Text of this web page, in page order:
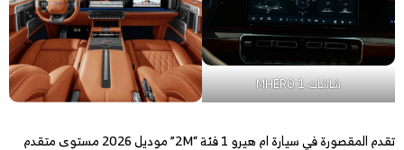
شاشات MHERO 1
تقدم المقصورة في سيارة ام هيرو 1 فئة “2M” موديل 2026 مستوى متقدم